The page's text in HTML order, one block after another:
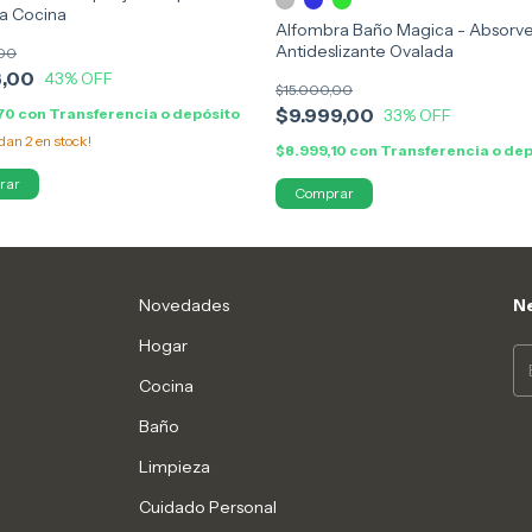
Cocina
43% OFF
con Transferencia o depósito
2 en stock!
Alfombra Baño Magica -
Antideslizante Ovalada
$9.999,00
$15.000,00
33% OFF
$8.999,10 con Transferencia o
Comprar
Novedades
Hogar
Cocina
Baño
Limpieza
Cuidado Personal